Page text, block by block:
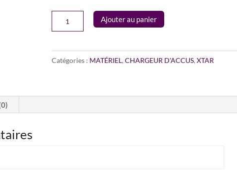
de
d'accus
X4
Ajouter au panier
Catégories : MATÉRIEL, CHARGEUR D'ACCUS, XTAR